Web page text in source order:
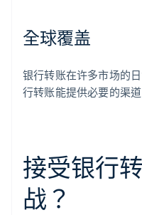
全球覆盖
银行转账在许多市场的
行转账能提供必要的渠
接受银行
战？